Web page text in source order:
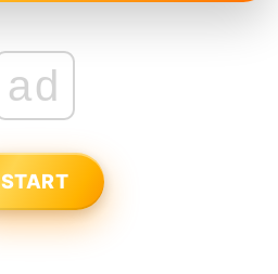
ad
START